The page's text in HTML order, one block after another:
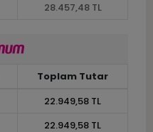
28.457,48 TL
Toplam Tutar
22.949,58 TL
22.949,58 TL